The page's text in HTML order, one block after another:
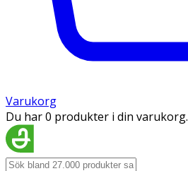
Varukorg
Du har 0 produkter i din varukorg.